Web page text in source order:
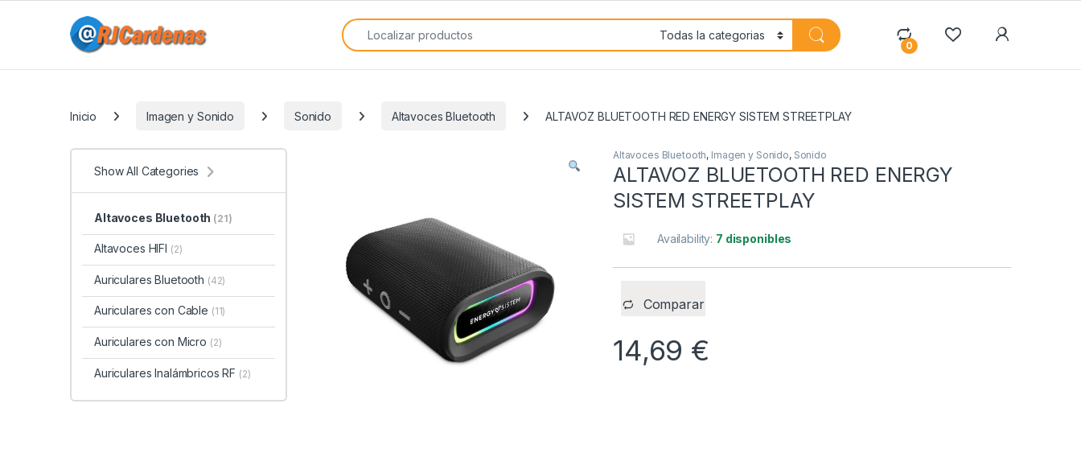
Search for:
0
Inicio Imagen y Sonido Sonido Altavoces Bluetooth ALTAVOZ BLUETOOTH RED ENERGY SISTEM STREETPLAY
Altavoces Bluetooth, Imagen y Sonido, Sonido
ALTAVOZ BLUETOOTH RED ENERGY
SISTEM STREETPLAY
Availability: 7 disponibles
Comparar
14,69 €
Show All Categories
Altavoces Bluetooth (21)
Altavoces HIFI (2)
Auriculares Bluetooth (42)
Auriculares con Cable (11)
Auriculares con Micro (2)
Auriculares Inalámbricos RF (2)